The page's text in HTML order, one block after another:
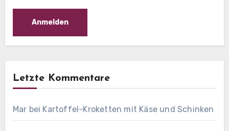
Letzte Kommentare
Mar bei Kartoffel-Kroketten mit Käse und Schinken